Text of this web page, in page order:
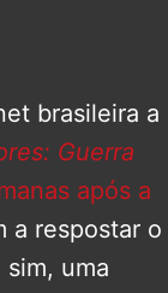
brasileira a
Guerra
após a
a respostar o
uma